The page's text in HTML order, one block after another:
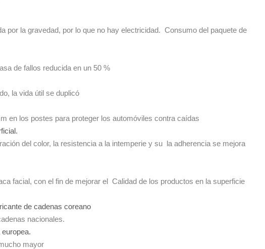
por la gravedad, por lo que no hay electricidad. Consumo del paquete de
de fallos reducida en un 50 %
la vida útil se duplicó
en los postes para proteger los automóviles contra caídas
del color, la resistencia a la intemperie y su la adherencia se mejora
facial, con el fin de mejorar el Calidad de los productos en la superficie
de cadenas coreano
nacionales.
mayor